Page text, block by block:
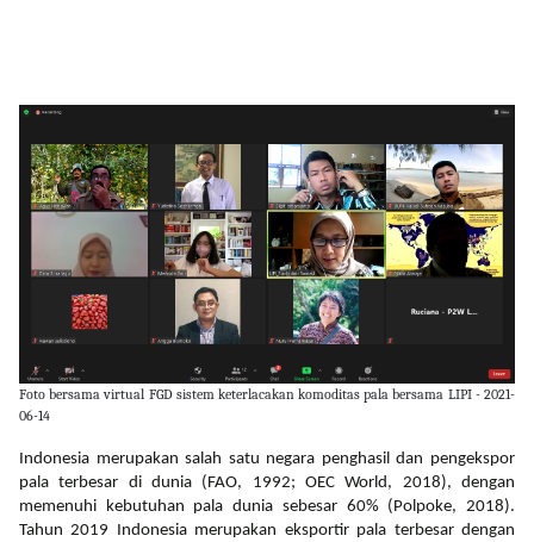
Foto bersama virtual FGD sistem keterlacakan komoditas pala bersama LIPI - 2021-
06-14
Indonesia merupakan salah satu negara penghasil dan pengekspor
pala terbesar di dunia (FAO, 1992; OEC World, 2018), dengan
memenuhi kebutuhan pala dunia sebesar 60% (Polpoke, 2018).
Tahun 2019 Indonesia merupakan eksportir pala terbesar dengan